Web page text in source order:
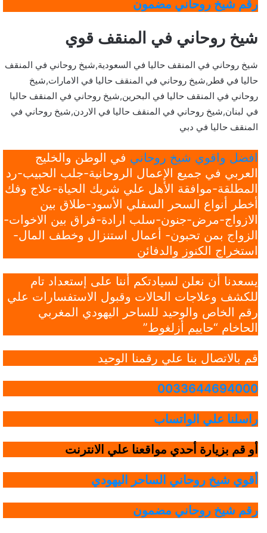
رقم شيخ روحاني مضمون
شيخ روحاني في المنقف قوي
شيخ روحاني في المنقف حاليا في السعودية,شيخ روحاني في المنقف
حاليا في قطر,شيخ روحاني في المنقف حاليا في الامارات,شيخ
روحاني في المنقف حاليا في البحرين,شيخ روحاني في المنقف حاليا
في لبنان,شيخ روحاني في المنقف حاليا في الاردن,شيخ روحاني في
المنقف حاليا في دبي
افضل واقوي شيخ روحاني في الوطن والخليج
العربي في جميع الإعمال الروحانية-جلب الحبيب-رد
المطلقة-موافقة الأهل علي شريك الحياة-علاج وفك
أخطر أنواع السحر السفلي الأسود-طلاق بين
الازواج-مرض-جنون-سلب ارادة-فراق بين الاخوات-
الزواج بمن تحبون- أعمال استنزال وخطف المال-
استخراج الكنوز والدفائن
يسعدنا أن نعلن لسيادتكم أننا على إستعداد تام
للكشف وعلاجات الحالات وقبول الاستفسارات علي
رقم الخاص والوحيد للساحر اليهودي المغربي
الحاخام “حاييم أزلغوط”
قم بالاتصال بنا علي رقمنا الوحيد
0033644694000
راسلنا علي الواتساب
أو قم بزيارة أحدي مواقعنا علي الانترنت
أقوي شيخ روحاني الساحر اليهودي
رقم شيخ روحاني مضمون